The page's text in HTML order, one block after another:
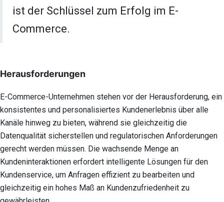
ist der Schlüssel zum Erfolg im E-
Commerce.
Herausforderungen
E-Commerce-Unternehmen stehen vor der Herausforderung, ein
konsistentes und personalisiertes Kundenerlebnis über alle
Kanäle hinweg zu bieten, während sie gleichzeitig die
Datenqualität sicherstellen und regulatorischen Anforderungen
gerecht werden müssen. Die wachsende Menge an
Kundeninteraktionen erfordert intelligente Lösungen für den
Kundenservice, um Anfragen effizient zu bearbeiten und
gleichzeitig ein hohes Maß an Kundenzufriedenheit zu